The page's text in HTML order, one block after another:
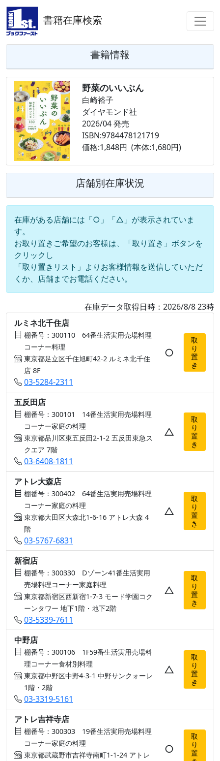
書籍在庫検索
書籍情報
野菜のいいぶん
白崎裕子
ダイヤモンド社
2026/04 発売
ISBN:9784478121719
価格:1,848円 (本体:1,680円)
店舗別在庫状況
在庫がある店舗には「○」「△」が表示されていま
す。
お取り置きご希望のお客様は、「取り置き」ボタンを
クリックし
「取り置きリスト」よりお客様情報を送信していただ
くか、店舗までお電話ください。
在庫データ取得日時：2026/8/8 23時
ルミネ北千住店
棚番号：300110 64番生活実用売場料理
コーナー料理
東京都足立区千住旭町42-2 ルミネ北千住
店 8F
03-5284-2311
○
取
り
置
き
五反田店
棚番号：300101 14番生活実用売場料理
コーナー家庭の料理
東京都品川区東五反田2-1-2 五反田東急ス
クエア 7階
03-6408-1811
△
取
り
置
き
アトレ大森店
棚番号：300402 64番生活実用売場料理
コーナー家庭の料理
東京都大田区大森北1-6-16 アトレ大森 4
階
03-5767-6831
△
取
り
置
き
新宿店
棚番号：300330 Dゾーン41番生活実用
売場料理コーナー家庭料理
東京都新宿区西新宿1-7-3 モード学園コク
ーンタワー 地下1階・地下2階
03-5339-7611
△
取
り
置
き
中野店
棚番号：300106 1F59番生活実用売場料
理コーナー食材別料理
東京都中野区中野4-3-1 中野サンクォーレ
1階・2階
03-3319-5161
△
取
り
置
き
アトレ吉祥寺店
棚番号：300303 19番生活実用売場料理
コーナー家庭の料理
東京都武蔵野市吉祥寺南町1-1-24 アトレ
○
取
り
置